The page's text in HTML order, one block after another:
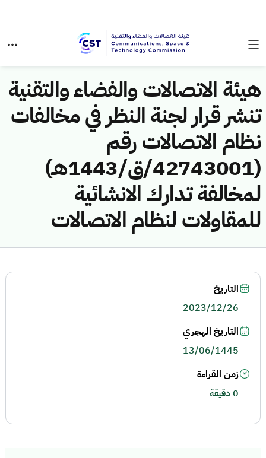
هيئة الاتصالات والفضاء والتقنية
تنشر قرار لجنة النظر في مخالفات
نظام الاتصالات رقم
(42743001/ق/1443هـ)
لمخالفة تدارك الانشائية
للمقاولات لنظام الاتصالات
التاريخ
2023/12/26
التاريخ الهجري
13/06/1445
زمن القراءة
0 دقيقة